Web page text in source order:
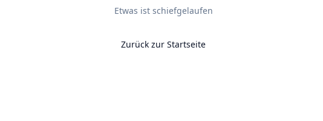
Etwas ist schiefgelaufen
Zurück zur Startseite